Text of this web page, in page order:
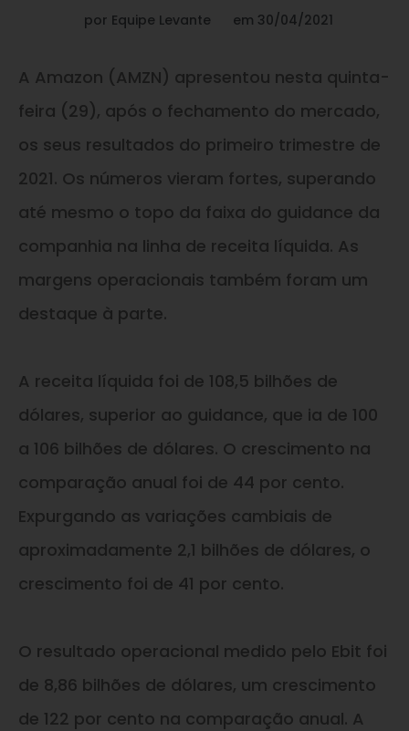
por Equipe Levante em 30/04/2021
A Amazon (AMZN) apresentou nesta quinta-
feira (29), após o fechamento do mercado,
os seus resultados do primeiro trimestre de
2021. Os números vieram fortes, superando
até mesmo o topo da faixa do guidance da
companhia na linha de receita líquida. As
margens operacionais também foram um
destaque à parte.
A receita líquida foi de 108,5 bilhões de
dólares, superior ao guidance, que ia de 100
a 106 bilhões de dólares. O crescimento na
comparação anual foi de 44 por cento.
Expurgando as variações cambiais de
aproximadamente 2,1 bilhões de dólares, o
crescimento foi de 41 por cento.
O resultado operacional medido pelo Ebit foi
de 8,86 bilhões de dólares, um crescimento
de 122 por cento na comparação anual. A